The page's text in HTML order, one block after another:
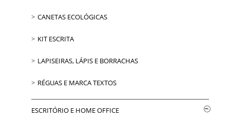
CANETAS ECOLÓGICAS
KIT ESCRITA
LAPISEIRAS, LÁPIS E BORRACHAS
RÉGUAS E MARCA TEXTOS
ESCRITÓRIO E HOME OFFICE